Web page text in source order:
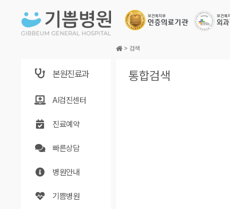
본원진료과
AI검진센터
진료예약
빠른상담
병원안내
기쁨병원
> 검색
통합검색